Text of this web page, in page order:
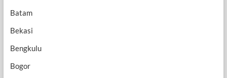
Batam
Bekasi
Bengkulu
Bogor